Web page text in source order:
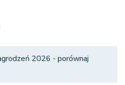
2026 - porównaj